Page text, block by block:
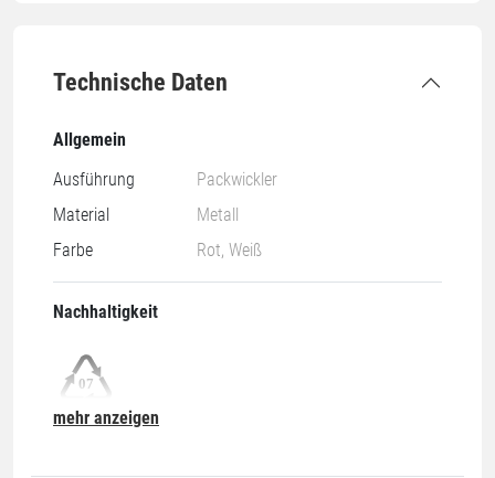
Technische Daten
Allgemein
Ausführung
Packwickler
Material
Metall
Farbe
Rot, Weiß
Nachhaltigkeit
mehr anzeigen